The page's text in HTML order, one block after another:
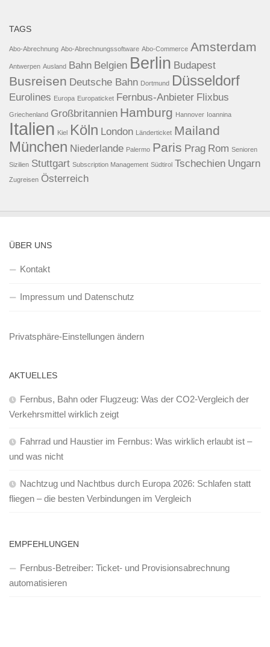
TAGS
Abo-Abrechnung Abo-Abrechnungssoftware Abo-Commerce Amsterdam
Antwerpen Ausland Bahn Belgien Berlin Budapest
Busreisen Deutsche Bahn Dortmund Düsseldorf
Eurolines Europa Europaticket Fernbus-Anbieter Flixbus
Griechenland Großbritannien Hamburg Hannover Ioannina
Italien Kiel Köln London Länderticket Mailand
München Niederlande Palermo Paris Prag Rom Senioren
Sizilien Stuttgart Subscription Management Südtirol Tschechien Ungarn
Zugreisen Österreich
ÜBER UNS
Kontakt
Impressum und Datenschutz
Privatsphäre-Einstellungen ändern
AKTUELLES
Fernbus, Bahn oder Flugzeug: Was der CO2-Vergleich der
Verkehrsmittel wirklich zeigt
Fahrrad und Haustier im Fernbus: Was wirklich erlaubt ist –
und was nicht
Nachtzug und Nachtbus durch Europa 2026: Schlafen statt
fliegen – die besten Verbindungen im Vergleich
EMPFEHLUNGEN
Fernbus-Betreiber: Ticket- und Provisionsabrechnung
automatisieren